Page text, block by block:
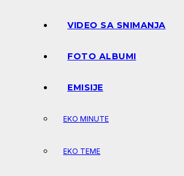
VIDEO SA SNIMANJA
FOTO ALBUMI
EMISIJE
EKO MINUTE
EKO TEME